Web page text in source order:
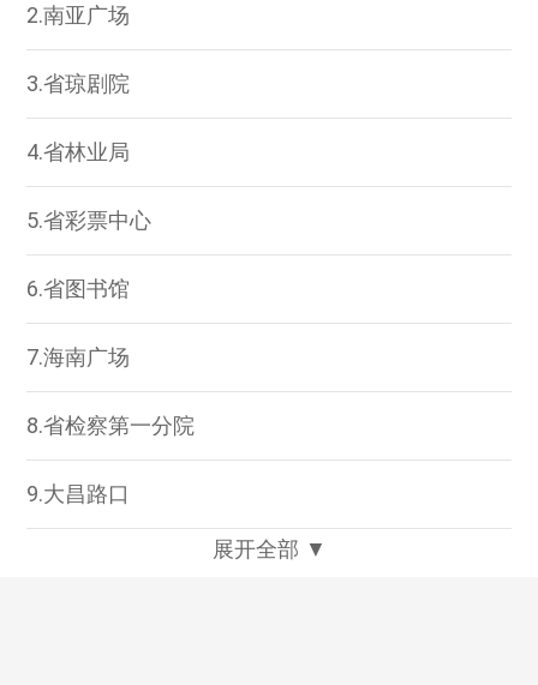
2.南亚广场
3.省琼剧院
4.省林业局
5.省彩票中心
6.省图书馆
7.海南广场
8.省检察第一分院
9.大昌路口
展开全部 ▼